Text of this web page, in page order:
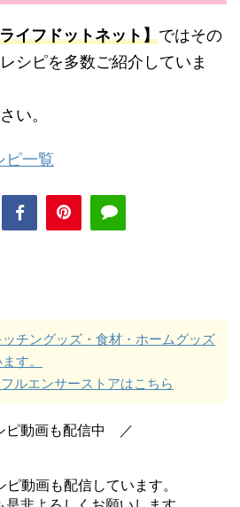
イフドットネット】ではその
シピを多数ご紹介していま
い。
ピ一覧
チングッズ・食材・ホームグッズ
す。
ルエンサーストアはこちら
動画も配信中 ／
動画も配信しています。